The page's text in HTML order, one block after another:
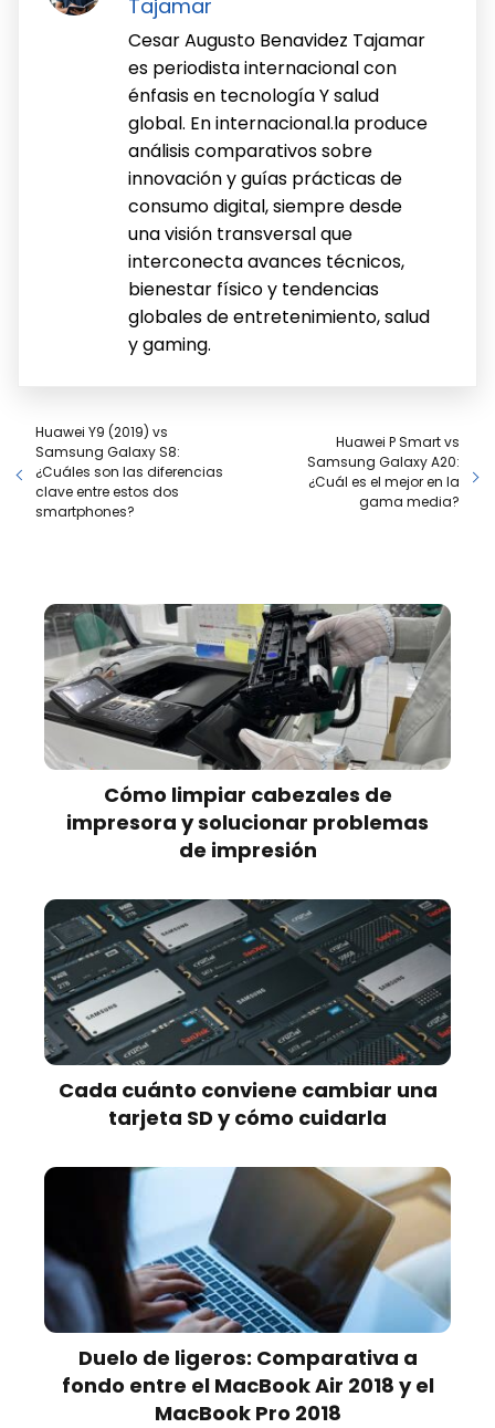
Tajamar
Cesar Augusto Benavidez Tajamar
es periodista internacional con
énfasis en tecnología Y salud
global. En internacional.la produce
análisis comparativos sobre
innovación y guías prácticas de
consumo digital, siempre desde
una visión transversal que
interconecta avances técnicos,
bienestar físico y tendencias
globales de entretenimiento, salud
y gaming.
Huawei Y9 (2019) vs
Samsung Galaxy S8:
¿Cuáles son las diferencias
clave entre estos dos
smartphones?
Huawei P Smart vs
Samsung Galaxy A20:
¿Cuál es el mejor en la
gama media?
Cómo limpiar cabezales de
impresora y solucionar problemas
de impresión
Cada cuánto conviene cambiar una
tarjeta SD y cómo cuidarla
Duelo de ligeros: Comparativa a
fondo entre el MacBook Air 2018 y el
MacBook Pro 2018